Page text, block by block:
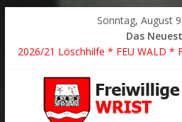
Sonntag, August
Das
2026/21 Löschhilfe * FEU WALD *
2026/24 * TH G Y * PKW
2026/23 TH K Y * Person in
2026/22 TH Y * VU * 1 Person